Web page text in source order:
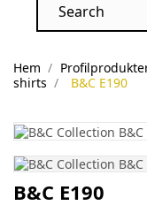
Hem
shirts
B&C E190
B&C E190